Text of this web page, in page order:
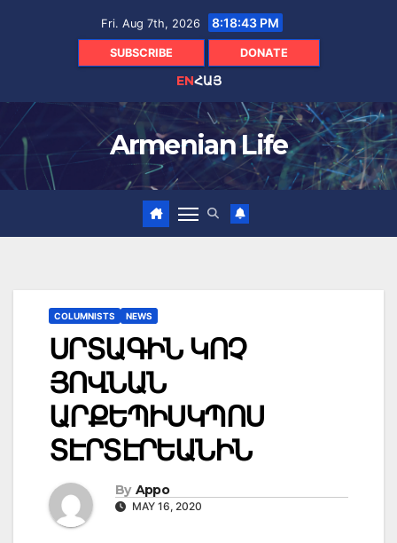
Fri. Aug 7th, 2026 8:18:44 PM
SUBSCRIBE DONATE
ENՀԱՅ
Armenian Life
COLUMNISTS NEWS
ՍՐՏԱԳԻՆ ԿՈՉ
ՅՈՎՆԱՆ
ԱՐՔԵՊԻՍԿՊՈՍ
ՏԷՐՏԷՐԵԱՆԻՆ
By Appo
MAY 16, 2020